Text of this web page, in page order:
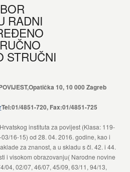
RADNI
STRUČNI
10, 10 000 Zagreb
Tel:01/4851-720, Fax:01/4851-725
instituta za povijest (Klasa: 119-
16-15) od 28. 04. 2016. godine, kao i
za znanost, a u skladu s čl. 42. i 44.
i visokom obrazovanju( Narodne novine
04, 02/07, 46/07, 45/09, 63/11, 94/13,